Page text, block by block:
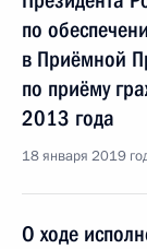
по
в Приёмной
по приёму
2013 года
18 января 2019
О ходе